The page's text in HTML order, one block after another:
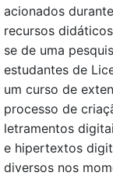
acionados
recursos
se de uma
estudantes de
um curso de
processo de
letramentos
e hipertextos
diversos nos